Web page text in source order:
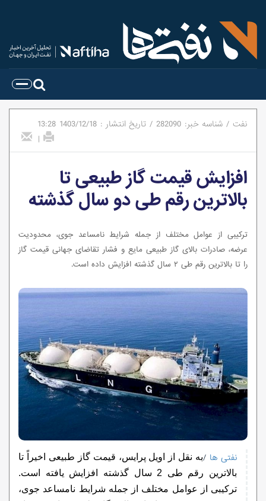
نفت / شناسه خبر: 282090
/ تاریخ انتشار : 1403/12/18
13:28
|
افزایش قیمت گاز طبیعی تا
بالاترین رقم طی دو سال گذشته
ترکیبی از عوامل مختلف از جمله شرایط نامساعد جوی، محدودیت
عرضه، صادرات بالای گاز طبیعی مایع و فشار تقاضای جهانی قیمت گاز
را تا بالاترین رقم طی ۲ سال گذشته افزایش داده است.
نفتی ها /به نقل از اویل پرایس، قیمت گاز طبیعی اخیراً تا
بالاترین رقم طی 2 سال گذشته افزایش یافته است.
ترکیبی از عوامل مختلف از جمله شرایط نامساعد جوی،